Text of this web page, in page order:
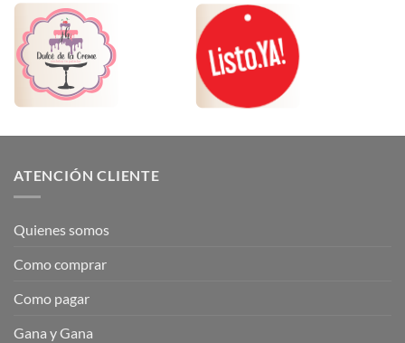
ATENCIÓN CLIENTE
Quienes somos
Como comprar
Como pagar
Gana y Gana